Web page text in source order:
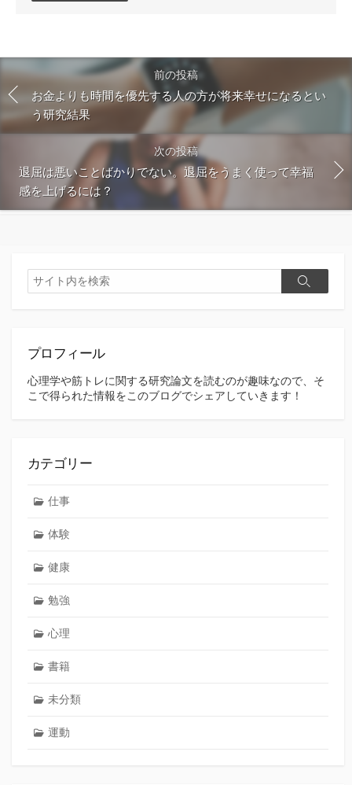
る
前の投稿
お金よりも時間を優先する人の方が将来幸せになるとい
う研究結果
次の投稿
退屈は悪いことばかりでない。退屈をうまく使って幸福
感を上げるには？
検
索
検
プロフィール
心理学や筋トレに関する研究論文を読むのが趣味なので、そ
こで得られた情報をこのブログでシェアしていきます！
カテゴリー
仕事
体験
健康
勉強
心理
書籍
未分類
運動